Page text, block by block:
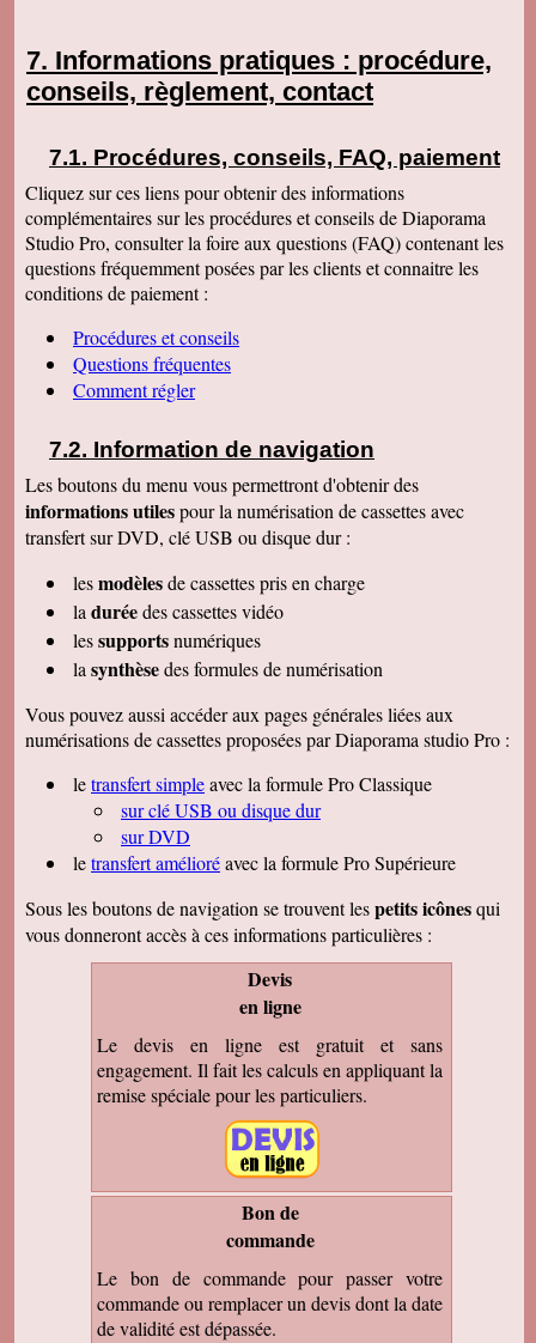
Informations pratiques : procédure,
conseils, règlement, contact
Procédures, conseils, FAQ, paiement
Cliquez sur ces liens pour obtenir des informations
complémentaires sur les procédures et conseils de Diaporama
Studio Pro, consulter la foire aux questions (FAQ) contenant les
questions fréquemment posées par les clients et connaitre les
conditions de paiement :
Procédures et conseils
Questions fréquentes
Comment régler
Information de navigation
Les boutons du menu vous permettront d'obtenir des
informations utilespour la numérisation de cassettes avec
transfert sur DVD, clé USB ou disque dur :
lesmodèlesde cassettes pris en charge
la duréedes cassettes vidéo
lessupportsnumériques
la synthèsedes formules de numérisation
Vous pouvez aussi accéder aux pages générales liées aux
numérisations de cassettes proposées par Diaporama studio Pro :
letransfert simpleavec la formule Pro Classique
sur clé USB ou disque dur
sur DVD
letransfert amélioréavec la formule Pro Supérieure
Sous les boutons de navigation se trouvent lespetits icônesqui
vous donneront accès à ces informations particulières :
Devis
en ligne
Le devis en ligne est gratuit et sans
engagement. Il fait les calculs en appliquant la
remise spéciale pour les particuliers.
Bon de
commande
Le bon de commande pour passer votre
commande ou remplacer un devis dont la date
de validité est dépassée.